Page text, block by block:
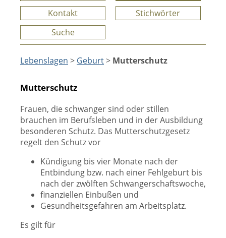
Kontakt
Stichwörter
Suche
Lebenslagen > Geburt> Mutterschutz
Mutterschutz
Frauen, die schwanger sind oder stillen
brauchen im Berufsleben und in der Ausbildung
besonderen Schutz. Das Mutterschutzgesetz
regelt den Schutz vor
Kündigung bis vier Monate nach der
Entbindung bzw. nach einer Fehlgeburt bis
nach der zwölften Schwangerschaftswoche,
finanziellen Einbußen und
Gesundheitsgefahren am Arbeitsplatz.
Es gilt für